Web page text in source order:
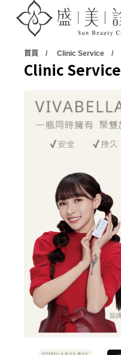
首頁 Clinic Service
Clinic Service